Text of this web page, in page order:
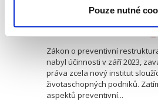
Pouze nutné
340,00 Kč
Zákon o preventivní
nabyl účinnosti v září 2023,
práva zcela nový institut
životaschopných podniků.
aspektů preventivní...